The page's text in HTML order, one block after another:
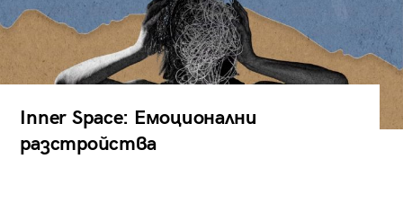
Inner Space: Емоционални
разстройства